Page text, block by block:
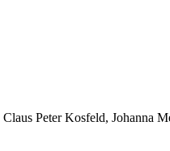
Claus Peter Kosfeld, Johanna